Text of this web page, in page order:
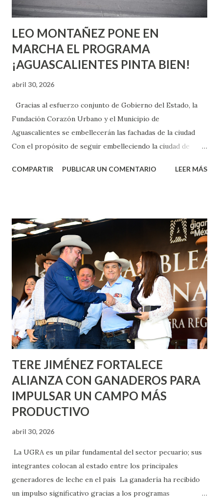
son suficientemen...
LEO MONTAÑEZ PONE EN
MARCHA EL PROGRAMA
¡AGUASCALIENTES PINTA BIEN!
abril 30, 2026
Gracias al esfuerzo conjunto de Gobierno del Estado, la
Fundación Corazón Urbano y el Municipio de
Aguascalientes se embellecerán las fachadas de la ciudad
Con el propósito de seguir embelleciendo la ciudad de
municipal, Leo Montañez dio inicio al programa
Corazón Urbano y el Municipio capital. Leo Montañez
informó que en este programa se usarán cerca de 90 mil
metros cuadrados de pintura, para dar inicio en la calle
Nieto, entre Jesús F. Elizondo y la calle 22 de Octubre, con
lo que se aplicará pintura en 66 casas. Posteriormente se
llevará este programa a Villas de Nuestra Señora de la
Asunción, Avenida Alameda y Decreto 27 de Septiembre, en
los edificios FOVISSSTE Ojo de Agua, en la comunidad
Norias de Paso Hondo y en los edificios de...
COMPARTIR PUBLICAR UN COMENTARIO LEER MÁS
TERE JIMÉNEZ FORTALECE
ALIANZA CON GANADEROS PARA
IMPULSAR UN CAMPO MÁS
PRODUCTIVO
abril 30, 2026
La UGRA es un pilar fundamental del sector pecuario; sus
integrantes colocan al estado entre los principales
generadores de leche en el país La ganadería ha recibido
un impulso significativo gracias a los programas